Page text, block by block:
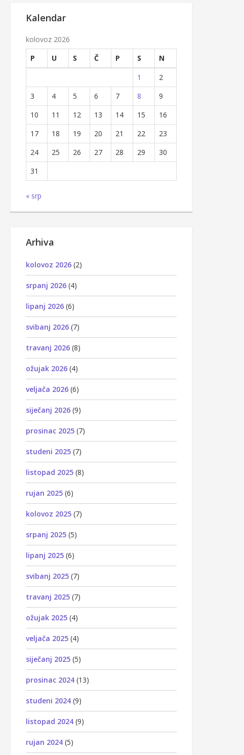
Kalendar
kolovoz 2026
P
U S Č P S
N
1
2
3
4 5 6 7 8
9
10
11 12 13 14 15
16
17
18 19 20 21 22
23
24
25 26 27 28 29
30
31
« srp
Arhiva
kolovoz 2026 (2)
srpanj 2026 (4)
lipanj 2026 (6)
svibanj 2026 (7)
travanj 2026 (8)
ožujak 2026 (4)
veljača 2026 (6)
siječanj 2026 (9)
prosinac 2025 (7)
studeni 2025 (7)
listopad 2025 (8)
rujan 2025 (6)
kolovoz 2025 (7)
srpanj 2025 (5)
lipanj 2025 (6)
svibanj 2025 (7)
travanj 2025 (7)
ožujak 2025 (4)
veljača 2025 (4)
siječanj 2025 (5)
prosinac 2024 (13)
studeni 2024 (9)
listopad 2024 (9)
rujan 2024 (5)